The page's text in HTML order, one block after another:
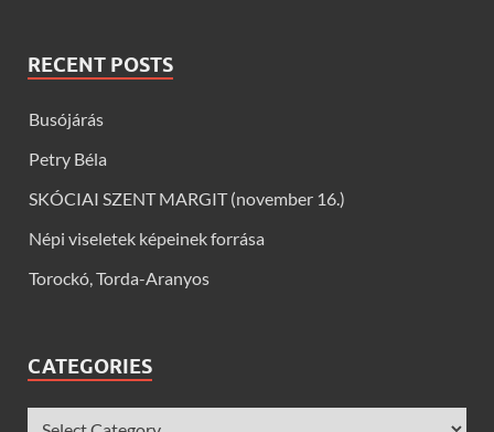
RECENT POSTS
Busójárás
Petry Béla
SKÓCIAI SZENT MARGIT (november 16.)
Népi viseletek képeinek forrása
Torockó, Torda-Aranyos
CATEGORIES